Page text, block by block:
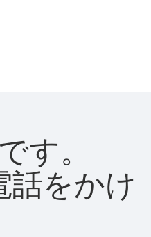
す。
話をかけ